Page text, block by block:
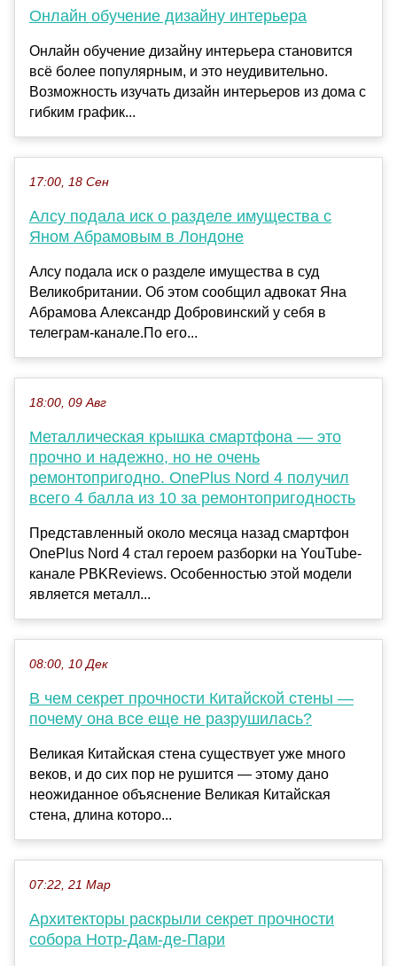
Онлайн обучение дизайну интерьера
Онлайн обучение дизайну интерьера становится
всё более популярным, и это неудивительно.
Возможность изучать дизайн интерьеров из дома с
гибким график...
17:00, 18 Сен
Алсу подала иск о разделе имущества с
Яном Абрамовым в Лондоне
Алсу подала иск о разделе имущества в суд
Великобритании. Об этом сообщил адвокат Яна
Абрамова Александр Добровинский у себя в
телеграм-канале.По его...
18:00, 09 Авг
Металлическая крышка смартфона — это
прочно и надежно, но не очень
ремонтопригодно. OnePlus Nord 4 получил
всего 4 балла из 10 за ремонтопригодность
Представленный около месяца назад смартфон
OnePlus Nord 4 стал героем разборки на YouTube-
канале PBKReviews. Особенностью этой модели
является металл...
08:00, 10 Дек
В чем секрет прочности Китайской стены —
почему она все еще не разрушилась?
Великая Китайская стена существует уже много
веков, и до сих пор не рушится — этому дано
неожиданное объяснение Великая Китайская
стена, длина которо...
07:22, 21 Мар
Архитекторы раскрыли секрет прочности
собора Нотр-Дам-де-Пари